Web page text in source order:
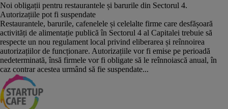
Noi obligații pentru restaurantele și barurile din Sectorul 4.
Autorizațiile pot fi suspendate
Restaurantele, barurile, cafenelele și celelalte firme care desfășoară
activități de alimentație publică în Sectorul 4 al Capitalei trebuie să
respecte un nou regulament local privind eliberarea și reînnoirea
autorizațiilor de funcționare. Autorizațiile vor fi emise pe perioadă
nedeterminată, însă firmele vor fi obligate să le reînnoiască anual, în
caz contrar acestea urmând să fie suspendate...